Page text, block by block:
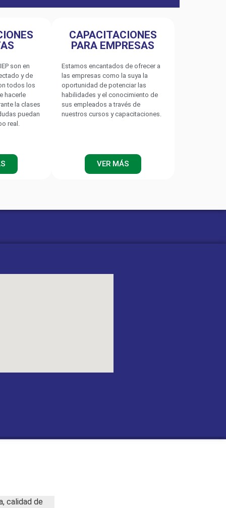
son en
y de
todos los
hacerle
la clases
puedan
real.
CAPACITACIONES
PARA EMPRESAS
Estamos encantados de ofrecer a
las empresas como la suya la
oportunidad de potenciar las
habilidades y el conocimiento de
sus empleados a través de
nuestros cursos y capacitaciones.
VER MÁS
calidad de